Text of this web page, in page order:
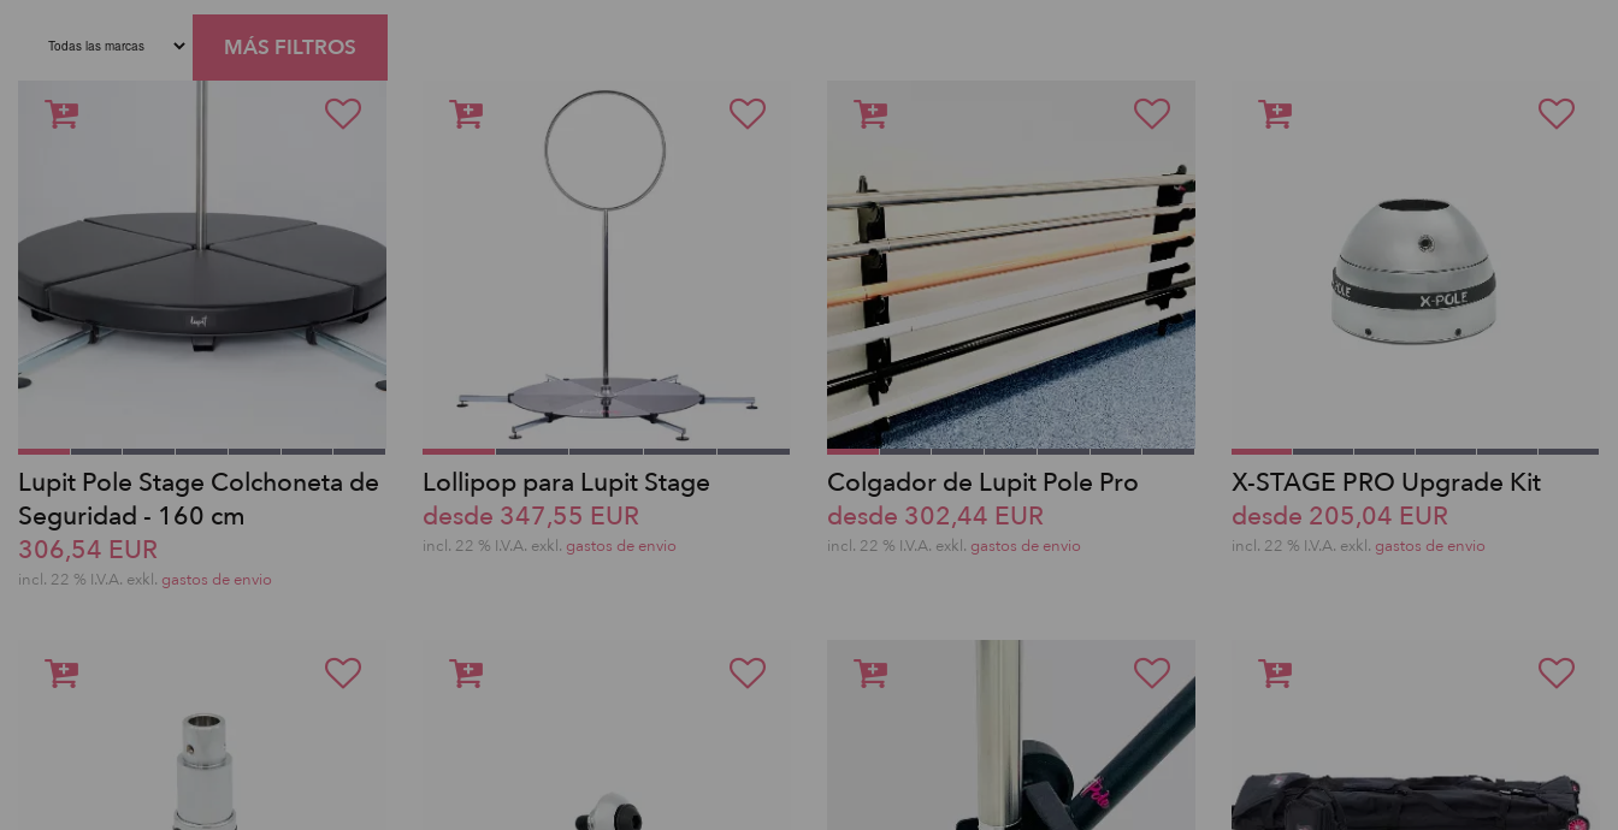
MÁS FILTROS
Lupit Pole Stage Colchoneta de
Seguridad - 160 cm
306,54 EUR
incl. 22 % I.V.A. exkl. gastos de envio
Lollipop para Lupit Stage
desde 347,55 EUR
incl. 22 % I.V.A. exkl. gastos de envio
Colgador de Lupit Pole Pro
desde 302,44 EUR
incl. 22 % I.V.A. exkl. gastos de envio
X-STAGE PRO Upgrade Kit
desde 205,04 EUR
incl. 22 % I.V.A. exkl. gastos de envio